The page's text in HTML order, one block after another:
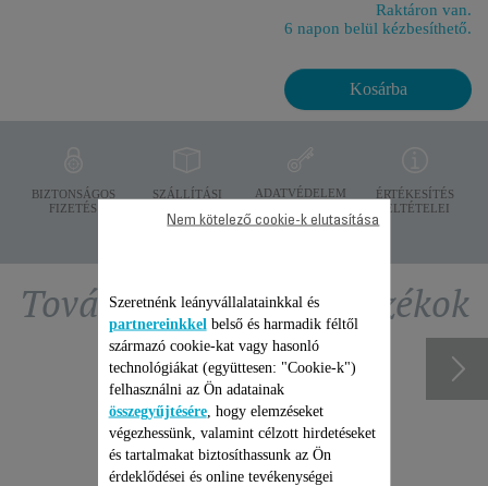
Raktáron van.
6 napon belül kézbesíthető.
Kosárba
BIZTONSÁGOS
FIZETÉS
SZÁLLÍTÁSI
ADATVÉDELEM
ÉRTÉKESÍTÉS
FELTÉTELEI
További ajánlott tartozékok
Szeretnénk leányvállalatainkkal és
partnereinkkel belső és harmadik féltől
származó cookie-kat vagy hasonló
technológiákat (együttesen: "Cookie-k")
felhasználni az Ön adatainak
összegyűjtésére, hogy elemzéseket
végezhessünk, valamint célzott hirdetéseket
és tartalmakat biztosíthassunk az Ön
érdeklődései és online tevékenységei
Nem kötelező cookie-k elutasítása